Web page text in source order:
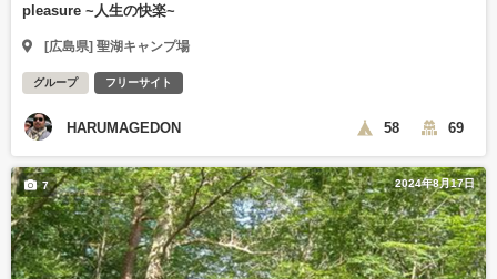
pleasure ~人生の快楽~
[広島県] 聖湖キャンプ場
グループ フリーサイト
HARUMAGEDON 58 69
2024年8月17日
7